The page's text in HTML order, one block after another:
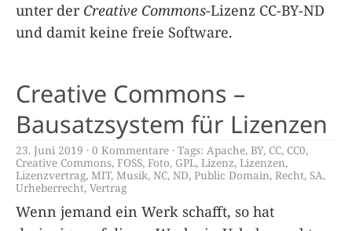
unter der Creative Commons-Lizenz CC-BY-ND
und damit keine freie Software.
Creative Commons –
Bausatzsystem für Lizenzen
23. Juni 2019 0 Kommentare Tags: Apache, BY, CC, CC0,
Creative Commons, FOSS, Foto, GPL, Lizenz, Lizenzen,
Lizenzvertrag, MIT, Musik, NC, ND, Public Domain, Recht, SA,
Urheberrecht, Vertrag
Wenn jemand ein Werk schafft, so hat